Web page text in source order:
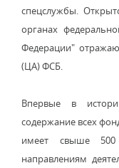
спецслужбы.
органах
Федерации"
(ЦА) ФСБ.
Впервые в
содержание всех
имеет свыше
направлениям